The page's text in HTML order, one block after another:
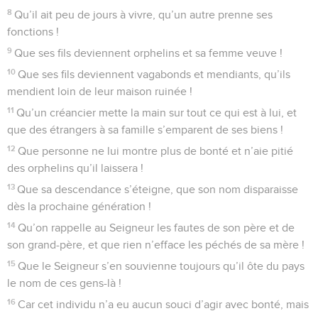
8 Qu’il ait peu de jours à vivre, qu’un autre prenne ses
fonctions !
9 Que ses fils deviennent orphelins et sa femme veuve !
10 Que ses fils deviennent vagabonds et mendiants, qu’ils
mendient loin de leur maison ruinée !
11 Qu’un créancier mette la main sur tout ce qui est à lui, et
que des étrangers à sa famille s’emparent de ses biens !
12 Que personne ne lui montre plus de bonté et n’aie pitié
des orphelins qu’il laissera !
13 Que sa descendance s’éteigne, que son nom disparaisse
dès la prochaine génération !
14 Qu’on rappelle au Seigneur les fautes de son père et de
son grand-père, et que rien n’efface les péchés de sa mère !
15 Que le Seigneur s’en souvienne toujours qu’il ôte du pays
le nom de ces gens-là !
16 Car cet individu n’a eu aucun souci d’agir avec bonté, mais